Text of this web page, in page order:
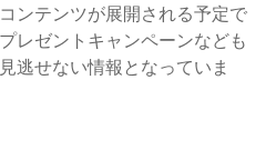
ンテンツが展開される予定で
レゼントキャンペーンなども
逃せない情報となっていま